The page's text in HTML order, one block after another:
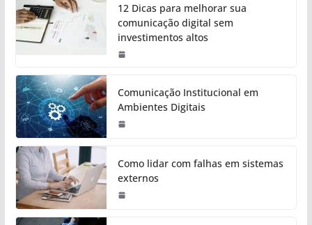
12 Dicas para melhorar sua
comunicação digital sem
investimentos altos
Comunicação Institucional em
Ambientes Digitais
Como lidar com falhas em sistemas
externos